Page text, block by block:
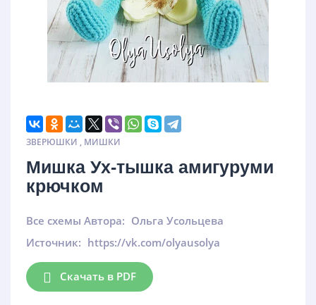
ЗВЕРЮШКИ , МИШКИ
Мишка Ух-тышка амигуруми
крючком
Все схемы Автора: Ольга Усольцева
Источник: https://vk.com/olyausolya
Скачать в PDF